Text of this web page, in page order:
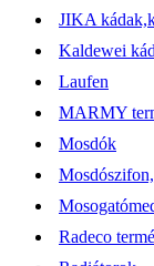
JIKA
Kaldewei
Laufen
MARMY
Mosdók
Radeco